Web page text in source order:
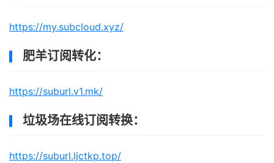
https://my.subcloud.xyz/
肥羊订阅转化：
https://suburl.v1.mk/
垃圾场在线订阅转换：
https://suburl.ljctkp.top/